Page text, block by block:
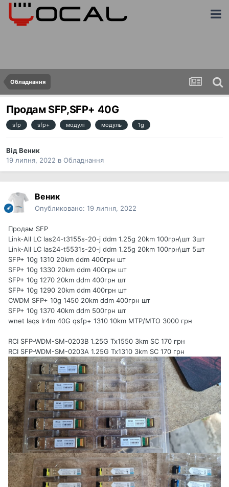
Обладнання
Продам SFP,SFP+ 40G
sfp sfp+ модулі модуль 1g
ВідВеник
19 липня, 2022 в Обладнання
Веник
Опубликовано: 19 липня, 2022
Продам SFP
Link-All LC las24-t3155s-20-j ddm 1.25g 20km 100грн\шт 3шт
Link-All LC las24-t5531s-20-j ddm 1.25g 20km 100грн\шт 5шт
SFP+ 10g 1310 20km ddm 400грн шт
SFP+ 10g 1330 20km ddm 400грн шт
SFP+ 10g 1270 20km ddm 400грн шт
SFP+ 10g 1290 20km ddm 400грн шт
CWDM SFP+ 10g 1450 20km ddm 400грн шт
SFP+ 10g 1370 40km ddm 500грн шт
wnet laqs lr4m 40G qsfp+ 1310 10km MTP/MTO 3000 грн
RCI SFP-WDM-SM-0203B 1.25G Tx1550 3km SC 170 грн
RCI SFP-WDM-SM-0203A 1.25G Tx1310 3km SC 170 грн